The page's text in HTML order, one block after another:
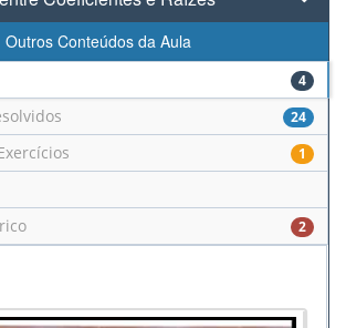
Outros Conteúdos da Aula
4
24
1
2